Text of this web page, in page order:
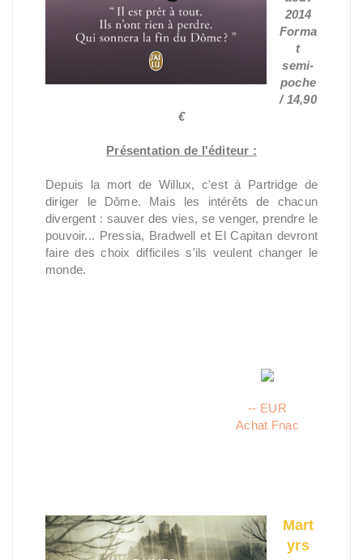
2014
Forma
t
semi-
poche
/ 14,90
€
Présentation de l'éditeur :
Depuis la mort de Willux, c'est à Partridge de
diriger le Dôme. Mais les intérêts de chacun
divergent : sauver des vies, se venger, prendre le
pouvoir... Pressia, Bradwell et El Capitan devront
faire des choix difficiles s'ils veulent changer le
monde.
-- EUR
Achat Fnac
Mart
yrs